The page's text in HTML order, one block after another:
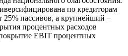
по кредиторам
25% пассивов, а крупнейший –
процентных расходов
EBIT процентных